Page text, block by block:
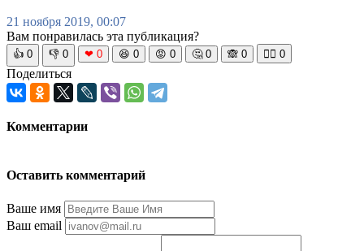
21 ноября 2019, 00:07
Вам понравилась эта публикация?
👍 0 👎 0 ❤ 0 😆 0 😡 0 🤔 0 🙈 0 🧘‍♀️ 0
Поделиться
Комментарии
Оставить комментарий
Ваше имя
Ваш email